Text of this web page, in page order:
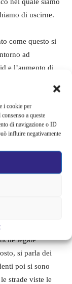
i cookie per
a queste
di navigazione o ID
influire negativamente
di uscirne.
come questo si
ad
e l’aumento di
passando per
riscontrabili anche
in mare per i
allevamenti
si è
del Jova
legate
si parla dei
poi si sono
strade viste le